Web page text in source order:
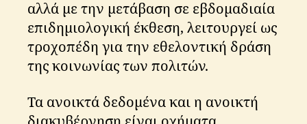
αλλά με την μετάβαση σε εβδομαδιαία
επιδημιολογική έκθεση, λειτουργεί ως
τροχοπέδη για την εθελοντική δράση
της κοινωνίας των πολιτών.
Τα ανοικτά δεδομένα και η ανοικτή